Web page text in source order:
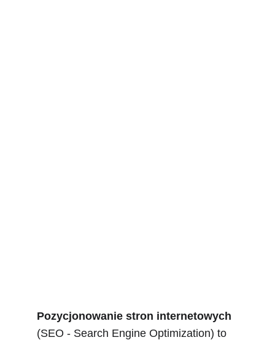
Pozycjonowanie stron internetowych
(SEO - Search Engine Optimization) to